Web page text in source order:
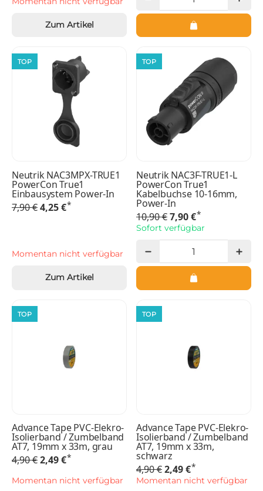
Zum Artikel
TOP
Neutrik NAC3MPX-TRUE1
PowerCon True1
Einbausystem Power-In
7,90 €4,25 €*
Momentan nicht verfügbar
Zum Artikel
TOP
Neutrik NAC3F-TRUE1-L
PowerCon True1
Kabelbuchse 10-16mm,
Power-In
10,90 €7,90 €*
Sofort verfügbar
TOP
Advance Tape PVC-Elekro-
Isolierband / Zumbelband
AT7, 19mm x 33m, grau
4,90 €2,49 €*
Momentan nicht verfügbar
TOP
Advance Tape PVC-Elekro-
Isolierband / Zumbelband
AT7, 19mm x 33m,
schwarz
4,90 €2,49 €*
Momentan nicht verfügbar